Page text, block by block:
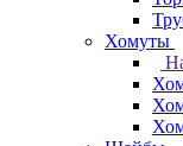
Хомуты